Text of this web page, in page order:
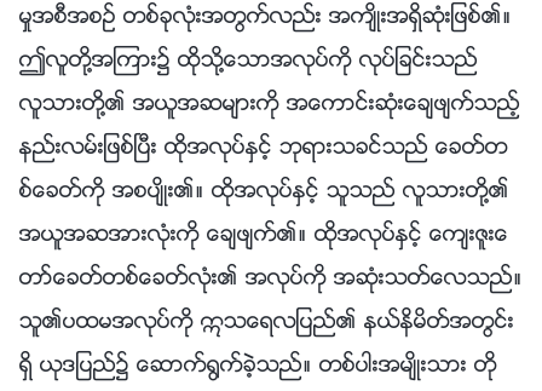
မႈအစီအစဥ္ တစ္ခုလုံးအတြက္လည္း အက်ိဳးအရွိဆုံးျဖစ္၏။
ဤလူတို႔အၾကား၌ ထိုသို႔ေသာအလုပ္ကို လုပ္ျခင္းသည္
လူသားတို႔၏ အယူအဆမ်ားကို အေကာင္းဆုံးေခ်ဖ်က္သည့္
နည္းလမ္းျဖစ္ၿပီး ထိုအလုပ္ႏွင့္ ဘုရားသခင္သည္ ေခတ္တ
စ္ေခတ္ကို အစပ်ိဳး၏။ ထိုအလုပ္ႏွင့္ သူသည္ လူသားတို႔၏
အယူအဆအားလုံးကို ေခ်ဖ်က္၏။ ထိုအလုပ္ႏွင့္ ေက်းဇူးေ
တာ္ေခတ္တစ္ေခတ္လုံး၏ အလုပ္ကို အဆုံးသတ္ေလသည္။
သူ၏ပထမအလုပ္ကို ဣသေရလျပည္၏ နယ္နိမိတ္အတြင္း
ရွိ ယုဒျပည္၌ ေဆာက္႐ြက္ခဲ့သည္။ တစ္ပါးအမ်ိဳးသား တို